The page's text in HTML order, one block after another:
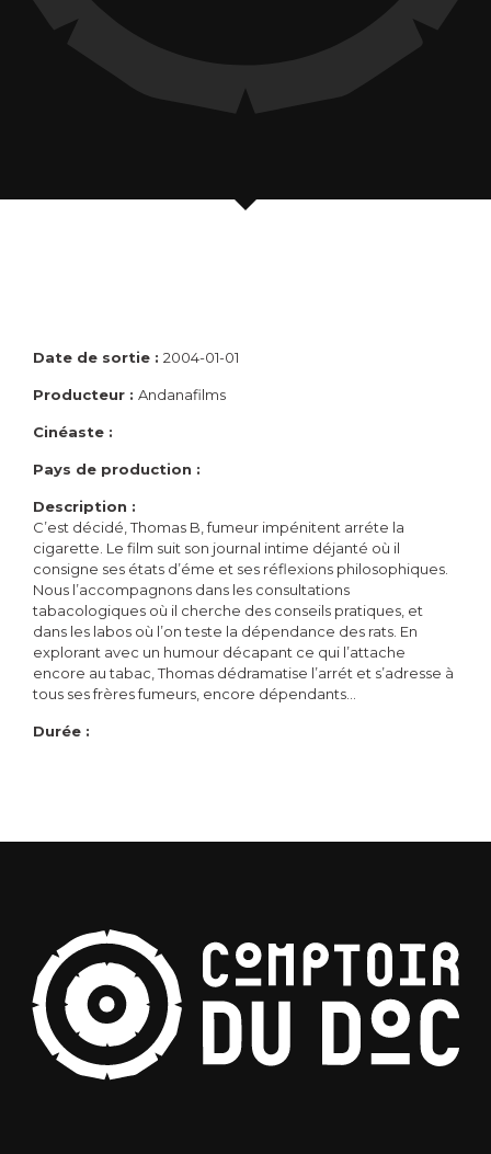
Date de sortie : 2004-01-01
Producteur : Andanafilms
Cinéaste :
Pays de production :
Description :
C’est décidé, Thomas B, fumeur impénitent arréte la
cigarette. Le film suit son journal intime déjanté où il
consigne ses états d’éme et ses réflexions philosophiques.
Nous l’accompagnons dans les consultations
tabacologiques où il cherche des conseils pratiques, et
dans les labos où l’on teste la dépendance des rats. En
explorant avec un humour décapant ce qui l’attache
encore au tabac, Thomas dédramatise l’arrét et s’adresse à
tous ses frères fumeurs, encore dépendants…
Durée :